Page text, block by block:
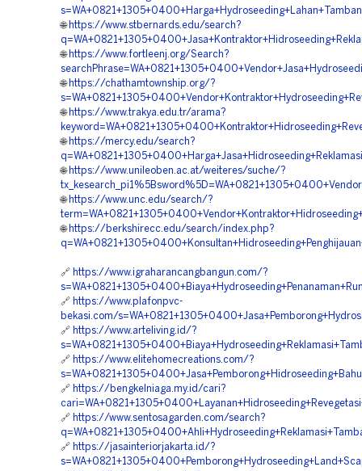
🌐 https://www.stbernards.edu/search?
🌐 https://www.fortleenj.org/Search?
🌐 https://chathamtownship.org/?
🌐 https://www.trakya.edu.tr/arama?
🌐 https://mercy.edu/search?
🌐 https://www.unileoben.ac.at/weiteres/suche/?
🌐 https://www.unc.edu/search/?
🌐 https://berkshirecc.edu/search/index.php?
🔗 https://www.igraharancangbangun.com/?
🔗 https://www.plafonpvc-
bekasi.com/
🔗 https://www.arteliving.id/?
🔗 https://www.elitehomecreations.com/?
🔗 https://bengkelniaga.my.id/cari?
🔗 https://www.sentosagarden.com/search?
🔗 https://jasainteriorjakarta.id/?